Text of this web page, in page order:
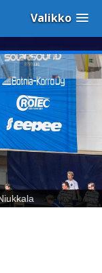
Valikko